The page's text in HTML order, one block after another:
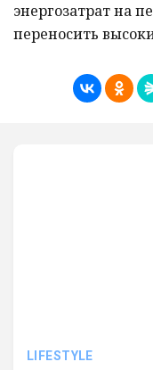
энергозатрат на
переносить
LIFESTYLE